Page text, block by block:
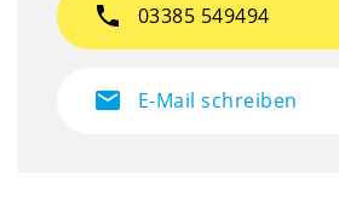
phone 03385 549494
mail E-Mail schreiben